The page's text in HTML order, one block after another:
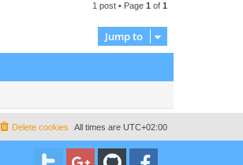
p
1 post • Page 1 of 1
Jump to
All times are UTC+02:00
Delete cookies